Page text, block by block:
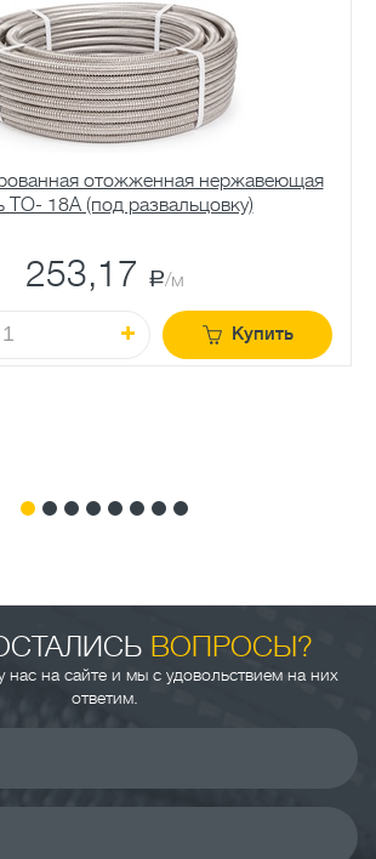
отожженная нержавеющая
TO- 18A (под развальцовку)
253,17 a/м
Купить
ВОПРОСЫ?
нас на сайте и мы с удовольствием на них
ответим.